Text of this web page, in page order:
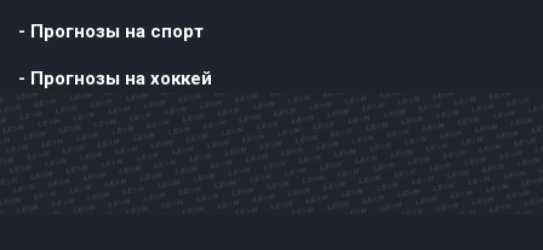
- Прогнозы на спорт
- Прогнозы на хоккей